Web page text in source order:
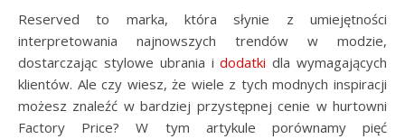
Reserved to marka, która słynie z umiejętności
interpretowania najnowszych trendów w modzie,
dostarczając stylowe ubrania idodatki dla wymagających
klientów. Ale czy wiesz, że wiele z tych modnych inspiracji
możesz znaleźć w bardziej przystępnej cenie w hurtowni
Factory Price? W tym artykule porównamy pięć